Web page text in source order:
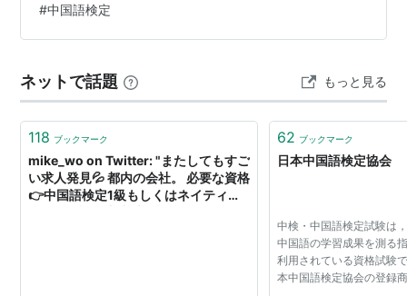
り、中国語検定のサイトで合否発表が出ていないか、毎
日チェックするようになっていました。 その「予感」と
た実力をつけるにはもう少し勉強しないと」という意識
の変化のようなものでした。日常で漢字を見れば中国語
読みに挑戦したり、頭の中に浮か…
#中国語検定
ネットで話題 もっと見る
118 ブックマーク
mike_wo on Twitter: "またしてもすご
い求人発見💦 都内の会社。 必要な資格
👉中国語検定1級もしくはネイティブ
62 ブックマーク
日本中国語検定協会
中検・中国語検定試験は
中国語の学習成果を測る
利用されている資格試験
本中国語検定協会の登録